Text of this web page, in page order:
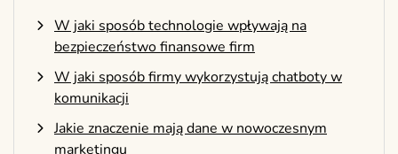
W jaki sposób technologie wpływają na
bezpieczeństwo finansowe firm
W jaki sposób firmy wykorzystują chatboty w
komunikacji
Jakie znaczenie mają dane w nowoczesnym
marketingu